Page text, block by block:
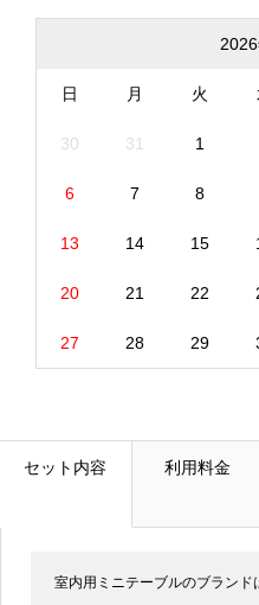
日 月 火
30 31 1
6 7 8
13 14 15
20 21 22
27 28 29
セット内容 利用料金
室内用ミニテーブルのブランド